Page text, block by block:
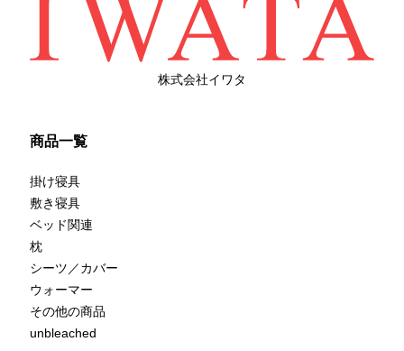
株式会社イワタ
商品一覧
掛け寝具
敷き寝具
ベッド関連
枕
シーツ／カバー
ウォーマー
その他の商品
unbleached